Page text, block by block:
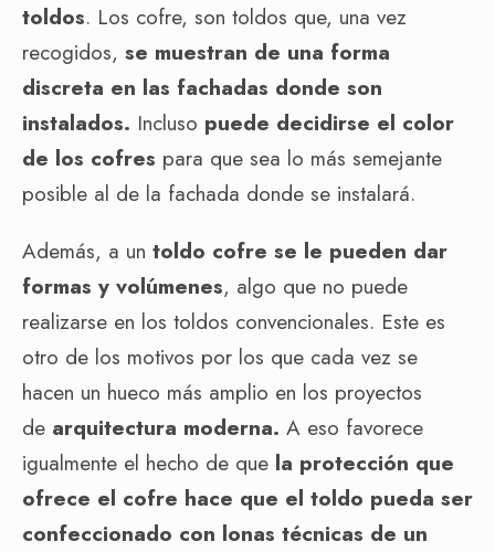
toldos. Los cofre, son toldos que, una vez
recogidos, se muestran de una forma
discreta en las fachadas donde son
instalados. Incluso puede decidirse el color
de los cofres para que sea lo más semejante
posible al de la fachada donde se instalará.
Además, a un toldo cofre se le pueden dar
formas y volúmenes, algo que no puede
realizarse en los toldos convencionales. Este es
otro de los motivos por los que cada vez se
hacen un hueco más amplio en los proyectos
de arquitectura moderna. A eso favorece
igualmente el hecho de que la protección que
ofrece el cofre hace que el toldo pueda ser
confeccionado con lonas técnicas de un